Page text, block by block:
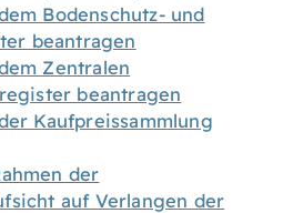
Bodenschutz- und
beantragen
Zentralen
beantragen
Kaufpreissammlung
der
auf Verlangen der